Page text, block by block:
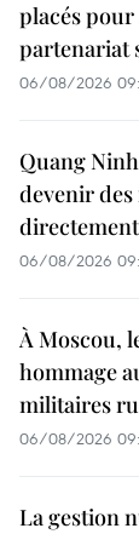
placés
partenariat
06/08/2026
Quang
devenir
06/08/2026
À Moscou,
hommage
militaires
06/08/2026
La gestion